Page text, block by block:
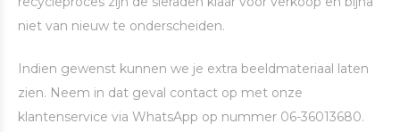
niet van nieuw te onderscheiden.
Indien gewenst kunnen we je extra beeldmateriaal laten
zien. Neem in dat geval contact op met onze
klantenservice via WhatsApp op nummer 06-36013680.